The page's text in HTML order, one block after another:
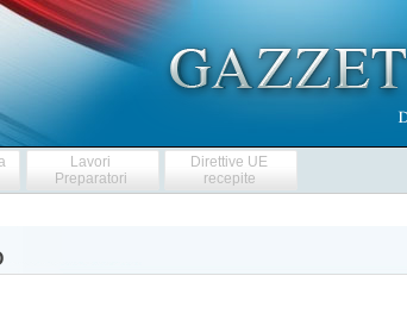
Lavori
Preparatori
Direttive UE
recepite